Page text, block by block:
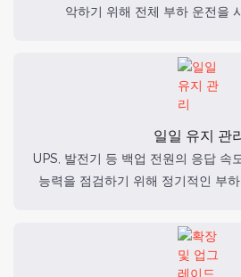
악하기 위해 전체 부하 운전을
일일 유지 관
UPS, 발전기 등 백업 전원의 응답 속
능력을 점검하기 위해 정기적인 부